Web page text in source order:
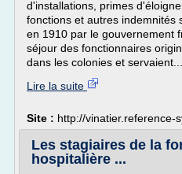
d'installations, primes
fonctions et autres indemnités
en 1910 par le gouvernement
séjour des fonctionnaires
dans les colonies et servaient...
Lire la suite
Site : http://vinatier.reference-
Les stagiaires de la
hospitalière ...